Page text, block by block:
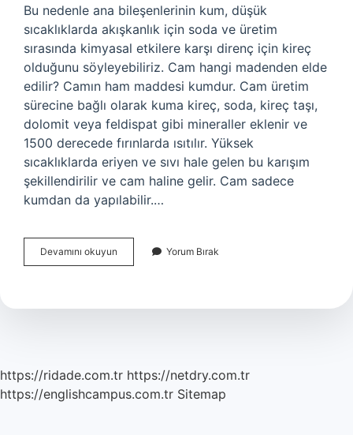
Bu nedenle ana bileşenlerinin kum, düşük
sıcaklıklarda akışkanlık için soda ve üretim
sırasında kimyasal etkilere karşı direnç için kireç
olduğunu söyleyebiliriz. Cam hangi madenden elde
edilir? Camın ham maddesi kumdur. Cam üretim
sürecine bağlı olarak kuma kireç, soda, kireç taşı,
dolomit veya feldispat gibi mineraller eklenir ve
1500 derecede fırınlarda ısıtılır. Yüksek
sıcaklıklarda eriyen ve sıvı hale gelen bu karışım
şekillendirilir ve cam haline gelir. Cam sadece
kumdan da yapılabilir.…
Devamını okuyun
Ham
Yorum Bırak
https://ridade.com.tr https://netdry.com.tr
https://englishcampus.com.tr Sitemap